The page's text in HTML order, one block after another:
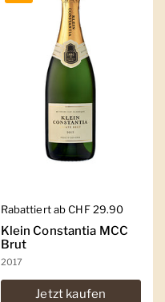
Regulärer Preis
Rabattiert ab CHF 29.90
Klein Constantia MCC
Brut
2017
Jetzt kaufen